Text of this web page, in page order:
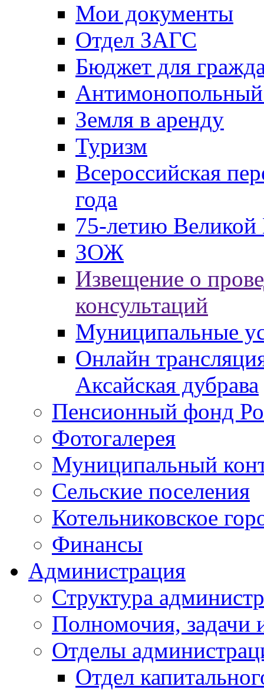
Мои документы
Отдел ЗАГС
Бюджет для
Антимонопольный
Земля в аренду
Туризм
Всероссийская
года
75-летию
ЗОЖ
Извещение о
консультаций
Муниципальные
Онлайн
Аксайская дубрава
Пенсионный фонд
Фотогалерея
Муниципальный
Сельские поселения
Котельниковское
Финансы
Администрация
Структура
Полномочия, задачи
Отделы
Отдел